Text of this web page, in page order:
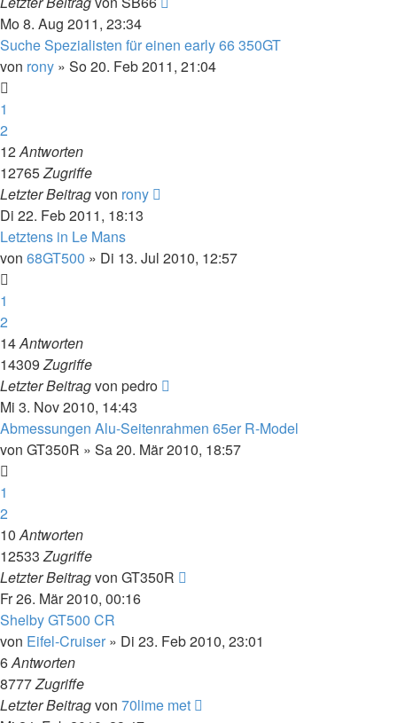
Mo 8. Aug 2011, 23:34
Suche Spezialisten für einen early 66 350GT
von rony » So 20. Feb 2011, 21:04
1
2
12Antworten
12765Zugriffe
Letzter Beitragvon rony
Di 22. Feb 2011, 18:13
Letztens in Le Mans
von 68GT500 » Di 13. Jul 2010, 12:57
1
2
14Antworten
14309Zugriffe
Letzter Beitragvon pedro
Mi 3. Nov 2010, 14:43
Abmessungen Alu-Seitenrahmen 65er R-Model
von GT350R » Sa 20. Mär 2010, 18:57
1
2
10Antworten
12533Zugriffe
Letzter Beitragvon GT350R
Fr 26. Mär 2010, 00:16
Shelby GT500 CR
von Eifel-Cruiser » Di 23. Feb 2010, 23:01
6Antworten
8777Zugriffe
Letzter Beitragvon 70lime met